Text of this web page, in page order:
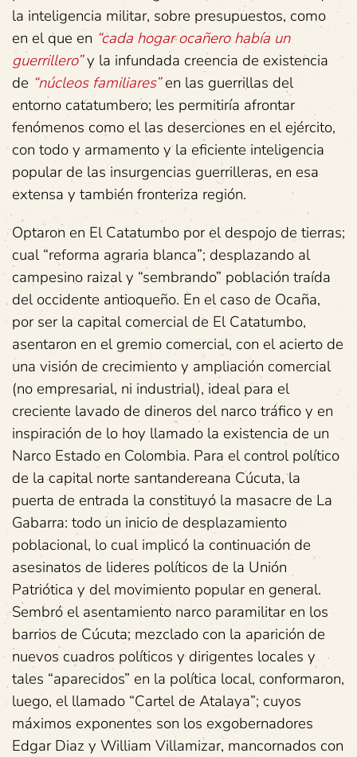
la inteligencia militar, sobre presupuestos, como
en el que en “cada hogar ocañero había un
guerrillero”y la infundada creencia de existencia
de “núcleos familiares”en las guerrillas del
entorno catatumbero; les permitiría afrontar
fenómenos como el las deserciones en el ejército,
con todo y armamento y la eficiente inteligencia
popular de las insurgencias guerrilleras, en esa
extensa y también fronteriza región.
Optaron en El Catatumbo por el despojo de tierras;
cual “reforma agraria blanca”; desplazando al
campesino raizal y “sembrando” población traída
del occidente antioqueño. En el caso de Ocaña,
por ser la capital comercial de El Catatumbo,
asentaron en el gremio comercial, con el acierto de
una visión de crecimiento y ampliación comercial
(no empresarial, ni industrial), ideal para el
creciente lavado de dineros del narco tráfico y en
inspiración de lo hoy llamado la existencia de un
Narco Estado en Colombia. Para el control político
de la capital norte santandereana Cúcuta, la
puerta de entrada la constituyó la masacre de La
Gabarra: todo un inicio de desplazamiento
poblacional, lo cual implicó la continuación de
asesinatos de lideres políticos de la Unión
Patriótica y del movimiento popular en general.
Sembró el asentamiento narco paramilitar en los
barrios de Cúcuta; mezclado con la aparición de
nuevos cuadros políticos y dirigentes locales y
tales “aparecidos” en la política local, conformaron,
luego, el llamado “Cartel de Atalaya”; cuyos
máximos exponentes son los exgobernadores
Edgar Diaz y William Villamizar, mancornados con